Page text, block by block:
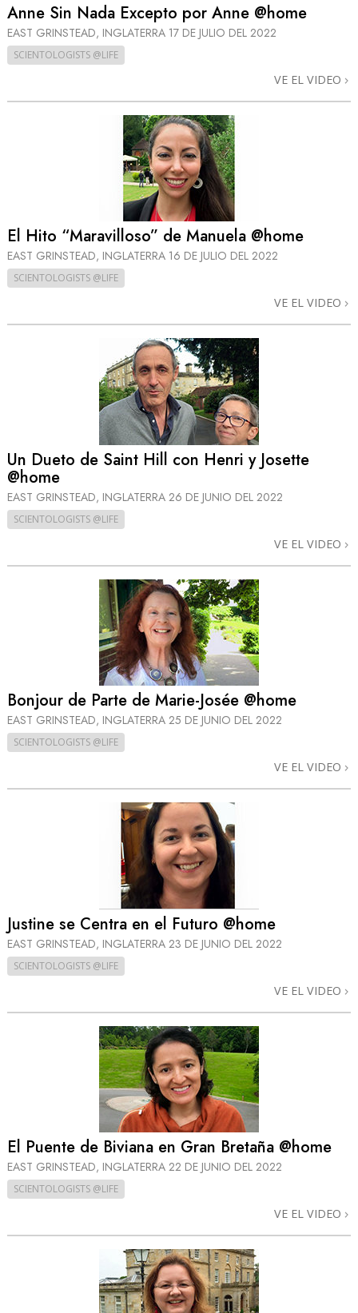
Anne Sin Nada Excepto por Anne @home
EAST GRINSTEAD, INGLATERRA 17 DE JULIO DEL 2022
SCIENTOLOGISTS @LIFE
VE EL VIDEO
El Hito “Maravilloso” de Manuela @home
EAST GRINSTEAD, INGLATERRA 16 DE JULIO DEL 2022
SCIENTOLOGISTS @LIFE
VE EL VIDEO
Un Dueto de Saint Hill con Henri y Josette
@home
EAST GRINSTEAD, INGLATERRA 26 DE JUNIO DEL 2022
SCIENTOLOGISTS @LIFE
VE EL VIDEO
Bonjour de Parte de Marie-Josée @home
EAST GRINSTEAD, INGLATERRA 25 DE JUNIO DEL 2022
SCIENTOLOGISTS @LIFE
VE EL VIDEO
Justine se Centra en el Futuro @home
EAST GRINSTEAD, INGLATERRA 23 DE JUNIO DEL 2022
SCIENTOLOGISTS @LIFE
VE EL VIDEO
El Puente de Biviana en Gran Bretaña @home
EAST GRINSTEAD, INGLATERRA 22 DE JUNIO DEL 2022
SCIENTOLOGISTS @LIFE
VE EL VIDEO